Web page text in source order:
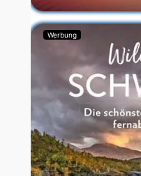
Werbung